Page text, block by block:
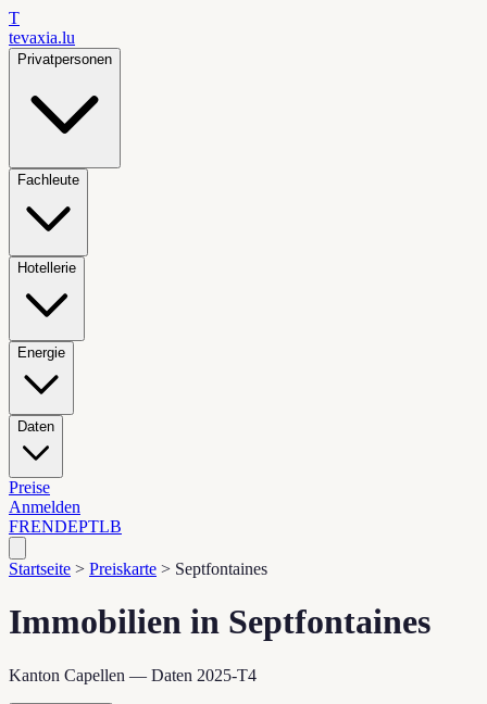
T
tevaxia.lu
Privatpersonen
Fachleute
Hotellerie
Energie
Daten
Preise
Anmelden
FRENDEPTLB
Startseite > Preiskarte > Septfontaines
Immobilien in Septfontaines
Kanton Capellen — Daten 2025-T4